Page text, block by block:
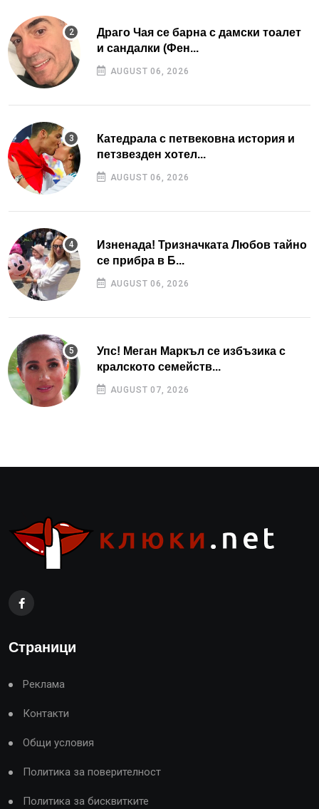
Драго Чая се барна с дамски тоалет
и сандалки (Фен...
AUGUST 06, 2026
Катедрала с петвековна история и
петзвезден хотел...
AUGUST 06, 2026
Изненада! Тризначката Любов тайно
се прибра в Б...
AUGUST 06, 2026
Упс! Меган Маркъл се избъзика с
кралското семейств...
AUGUST 07, 2026
Страници
Реклама
Контакти
Общи условия
Политика за поверителност
Политика за бисквитките